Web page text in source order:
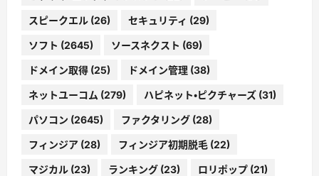
スピークエル (26) セキュリティ (29)
ソフト (2645) ソースネクスト (69)
ドメイン取得 (25) ドメイン管理 (38)
ネットユーコム (279) ハピネット・ピクチャーズ (31)
パソコン (2645) ファクタリング (28)
フィンジア (28) フィンジア初期脱毛 (22)
マジカル (23) ランキング (23) ロリポップ (21)